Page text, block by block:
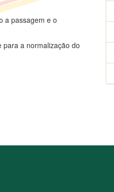
a passagem e o
a normalização do